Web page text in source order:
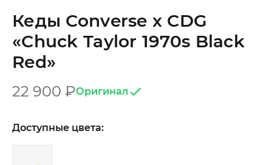
Кеды Converse x CDG
«Chuck Taylor 1970s Black
Red»
22 900 ₽Оригинал
Доступные цвета: